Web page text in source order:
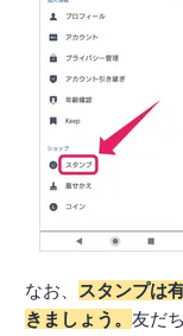
なお、
スタンプは
きましょう。 友だ